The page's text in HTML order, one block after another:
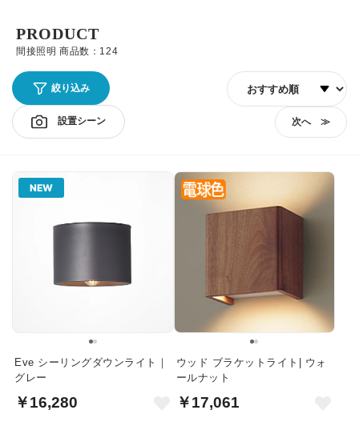
間接照明 商品数：124
PRODUCT
絞り込み
設置シーン
並び順
次へ ≫
NEW
Eve シーリングダウンライト｜
グレー
￥16,280
ウッド ブラケットライト| ウォ
ールナット
￥17,061